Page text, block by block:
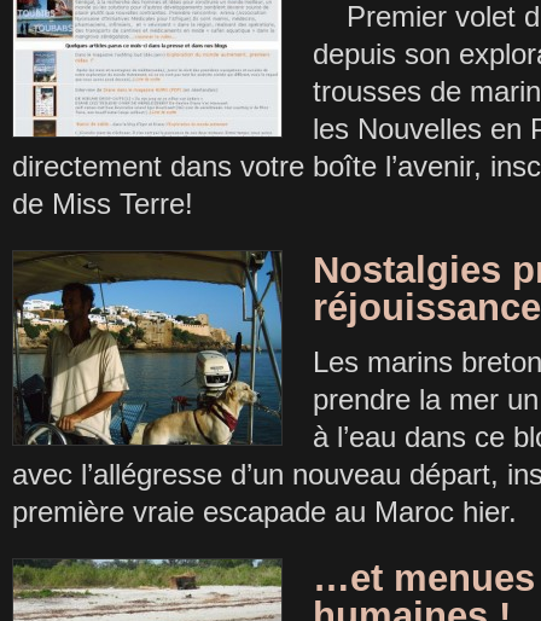
Premier volet
depuis son
trousses de
les Nouvelles en
directement dans votre boîte l’avenir,
de Miss Terre!
Nostalgies
Les marins
prendre la mer
à l’eau dans ce
avec l’allégresse d’un nouveau départ,
première vraie escapade au Maroc hier.
…et